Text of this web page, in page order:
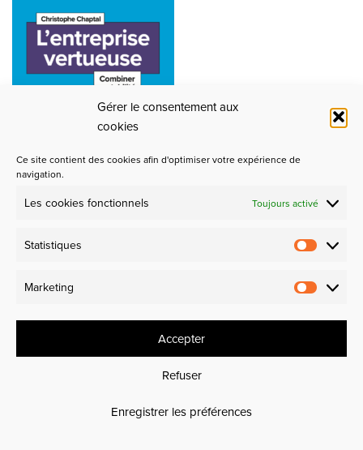
Gérer le consentement aux
cookies
Ce site contient des cookies afin d'optimiser votre expérience de
navigation.
Les cookies fonctionnels Toujours activé
Statistiques
Marketing
Accepter
Refuser
Enregistrer les préférences